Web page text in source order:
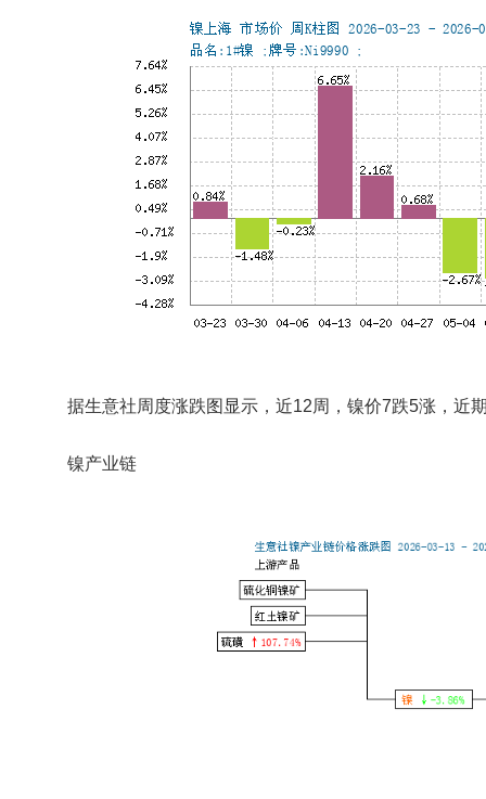
据生意社周度涨跌图显示，近12周，镍价7跌5涨，近
镍产业链